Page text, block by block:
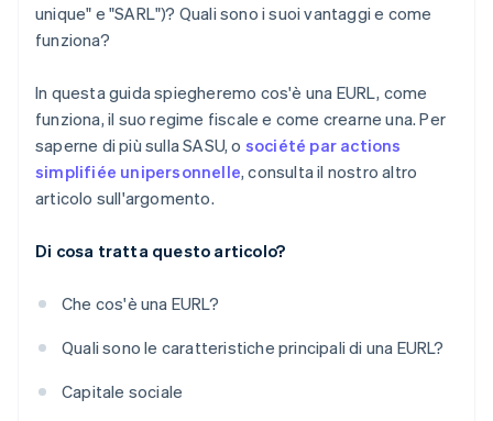
unique" e "SARL")? Quali sono i suoi vantaggi e come
funziona?
In questa guida spiegheremo cos'è una EURL, come
funziona, il suo regime fiscale e come crearne una. Per
saperne di più sulla SASU, o société par actions
simplifiée unipersonnelle, consulta il nostro altro
articolo sull'argomento.
Di cosa tratta questo articolo?
Che cos'è una EURL?
Quali sono le caratteristiche principali di una EURL?
Capitale sociale